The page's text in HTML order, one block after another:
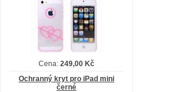
Cena: 249,00 Kč
Ochranný kryt pro iPad mini
černé